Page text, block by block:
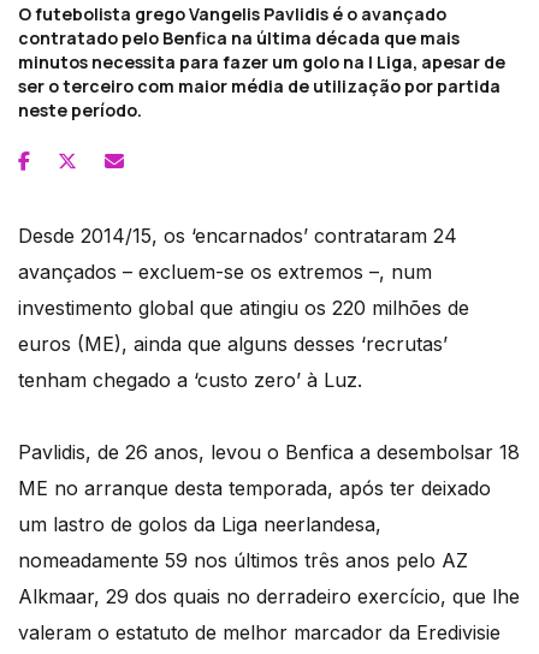
O futebolista grego Vangelis Pavlidis é o avançado
contratado pelo Benfica na última década que mais
minutos necessita para fazer um golo na I Liga, apesar de
ser o terceiro com maior média de utilização por partida
neste período.
Desde 2014/15, os ‘encarnados’ contrataram 24
avançados – excluem-se os extremos –, num
investimento global que atingiu os 220 milhões de
euros (ME), ainda que alguns desses ‘recrutas’
tenham chegado a ‘custo zero’ à Luz.
Pavlidis, de 26 anos, levou o Benfica a desembolsar 18
ME no arranque desta temporada, após ter deixado
um lastro de golos da Liga neerlandesa,
nomeadamente 59 nos últimos três anos pelo AZ
Alkmaar, 29 dos quais no derradeiro exercício, que lhe
valeram o estatuto de melhor marcador da Eredivisie